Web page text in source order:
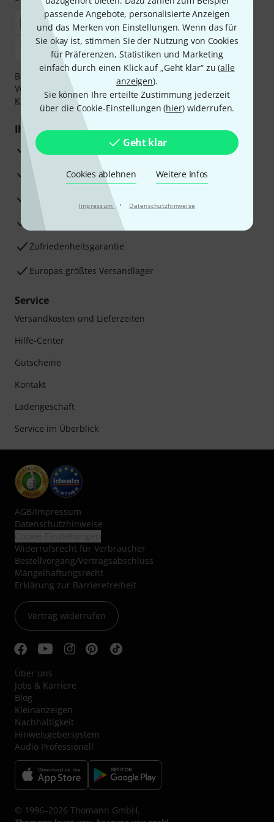
passende Angebote, personalisierte Anzeigen
und das Merken von Einstellungen. Wenn das für
Sie okay ist, stimmen Sie der Nutzung von Cookies
für Präferenzen, Statistiken und Marketing
einfach durch einen Klick auf „Geht klar“ zu (alle
anzeigen).
Sie können Ihre erteilte Zustimmung jederzeit
über die Cookie-Einstellungen (hier) widerrufen.
Geht klar
Cookies ablehnen Weitere Infos
Impressum · Datenschutzhinweise
Bezahlen Sie vertraulich und sicher per Nachnahme,
Vorkasse, PayPal, Amazon Pay,Klarna Sofort bezahlen
Klarna Ratenzahlungoder Kreditkarte.
Ihre Vorteile
3 Jahre Thomann Garantie
30 Tage Money-Back-Garantie
Beratung durch Fachexperten
Zufriedenheitsgarantie
Europas größtes Versandlager
Service
Versandkosten und Lieferzeiten
Hilfe-Center
Gutscheine
Kontakt
Ladengeschäft
Service im Überblick
AGB/Impressum
Datenschutzhinweise
Widerrufsrecht für Verbraucher
Bestellvorgang/Vertragsabschluss
Mängelhaftungsrecht
Erklärung zur Barrierefreiheit
Vertrag widerrufen
Über uns
Jobs & Karriere
Blog
Kleinanzeigen
Nachhaltigkeit
Hinweisgebersystem
Audio Professionell
© 1996–2026 Thomann GmbH.